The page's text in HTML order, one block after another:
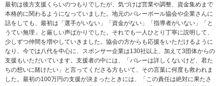
最初は後方支援くらいのつもりでしたが、気づけば営業や調整、資金集めまで
本格的に関わるようになっていました。地元のバレーボール協会や企業さんに
話をしても、最初は「選手がいない」「資金がない」「指導者がいない」「と
うてい無理」と厳しい声ばかりでした。それでも一人ひとり丁寧に説明して、
少しずつ仲間を増やしていきました。協会の方からも応援をいただけるように
なり、今では八代を中心に、スポンサー企業は130社以上、加えて3団体からの
支援もいただいています。支援者の中には、「バレーは詳しくないけど、君た
ちの想いに賭けたい」と言ってくださる方もいて、その言葉に何度も救われま
した。最初の100万円の支援が決まったときには、「この責任は絶対に果たさ